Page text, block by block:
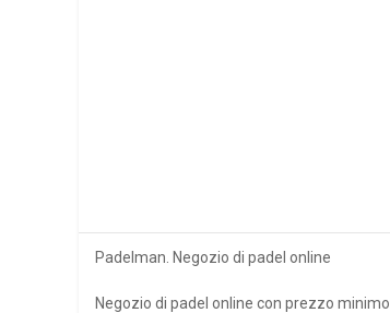
Padelman. Negozio di padel online
Negozio di padel online con prezzo minimo